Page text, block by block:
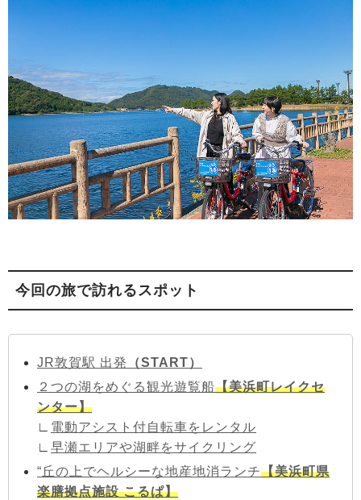
今回の旅で訪れるスポット
JR敦賀駅 出発
（START）
２つの湖をめぐる観光遊覧船【美浜町レイクセ
ンター】
∟ 電動アシスト付自転車をレンタル
∟ 早瀬エリアや湖畔をサイクリング
“丘の上でヘルシーな地産地消ランチ【美浜町県
楽膳拠点施設 こるぱ】